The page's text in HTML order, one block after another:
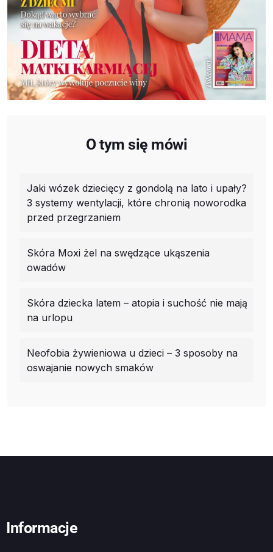
O tym się mówi
Jaki wózek dziecięcy z gondolą na lato i upały?
3 systemy wentylacji, które chronią noworodka
przed przegrzaniem
Skóra Moxi żel na swędzące ukąszenia
owadów
Skóra dziecka latem – atopia i suchość nie mają
na urlopu
Neofobia żywieniowa u dzieci – 3 sposoby na
oswajanie nowych smaków
Informacje